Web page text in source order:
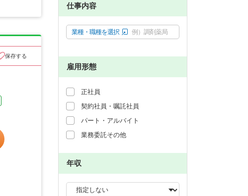
保存する
仕事内容
業種・職種を選択 例）調剤薬局
雇用形態
正社員
契約社員・嘱託社員
パート・アルバイト
業務委託その他
年収